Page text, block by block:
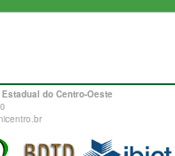
do Centro-Oeste